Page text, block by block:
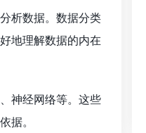
析数据。数据分类
地理解数据的内在
神经网络等。这些
据。